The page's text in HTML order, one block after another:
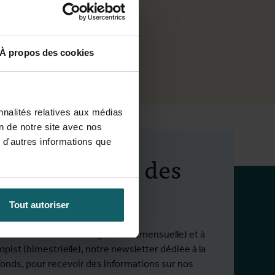
À propos des cookies
relatives aux médias
de notre site avec nos
informations que
Tout autoriser
au courant des
de l'IMT
à notre newsletter générale (mensuelle) et à
(bimestrielle), notre newsletter dédiée à la
pour recevoir des informations sur nos